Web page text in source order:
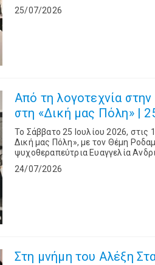
25/07/2026
Από τη λογοτεχνία
στη «Δική μας Πόλη» |
Το Σάββατο 25 Ιουλίου 2026,
Δική μας Πόλη», με τον Θέμη
ψυχοθεραπεύτρια Ευαγγελία
24/07/2026
Στη μνήμη του Αλέξη